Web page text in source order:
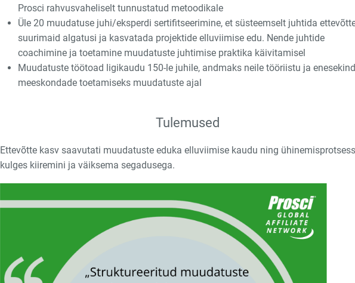
Prosci rahvusvaheliselt tunnustatud metoodikale
Üle 20 muudatuse juhi/eksperdi sertifitseerimine, et süsteemselt juhtida
suurimaid algatusi ja kasvatada projektide elluviimise edu. Nende juhtide
coachimine ja toetamine muudatuste juhtimise praktika käivitamisel
Muudatuste töötoad ligikaudu 150-le juhile, andmaks neile tööriistu ja
meeskondade toetamiseks muudatuste ajal
Tulemused
Ettevõtte kasv saavutati muudatuste eduka elluviimise kaudu ning ühinemisprotsess
kulges kiiremini ja väiksema segadusega.